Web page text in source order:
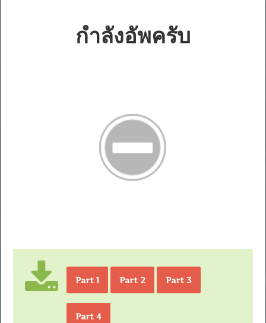
กำลังอัพครับ
Part 1 Part 2 Part 3
Part 4